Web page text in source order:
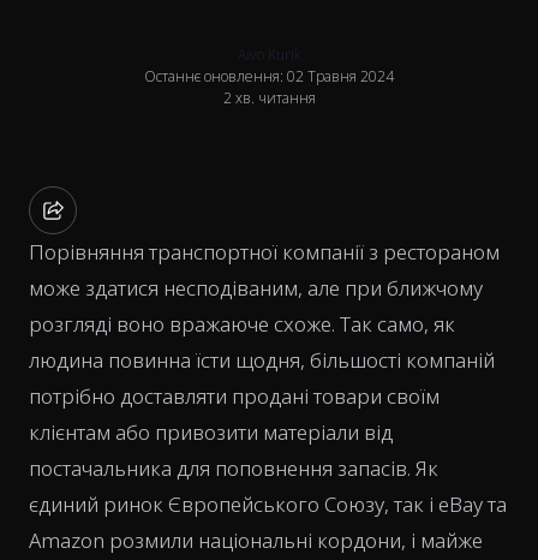
Aivo Kurik
Останнє оновлення: 02 Травня 2024
2 хв. читання
Порівняння транспортної компанії з рестораном
може здатися несподіваним, але при ближчому
розгляді воно вражаюче схоже. Так само, як
людина повинна їсти щодня, більшості компаній
потрібно доставляти продані товари своїм
клієнтам або привозити матеріали від
постачальника для поповнення запасів. Як
єдиний ринок Європейського Союзу, так і eBay та
Amazon розмили національні кордони, і майже